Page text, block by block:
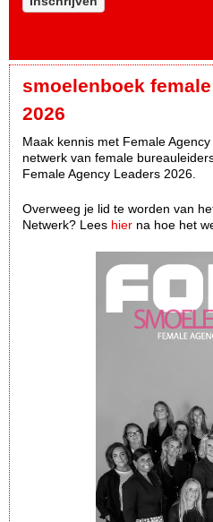
smoelenboek
2026
Maak kennis met Female
netwerk van female
Female Agency Leaders 2026.
Overweeg je lid te worden van
Netwerk? Lees hier na hoe het